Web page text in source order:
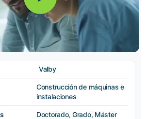
Valby
Construcción de máquinas e
instalaciones
Doctorado, Grado, Máster